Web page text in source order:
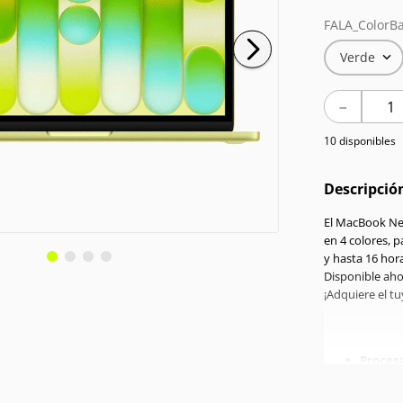
Verde
－
10 disponibles
El MacBook
en 4 colores,
y hasta 16
Disponible
¡Adquiere el